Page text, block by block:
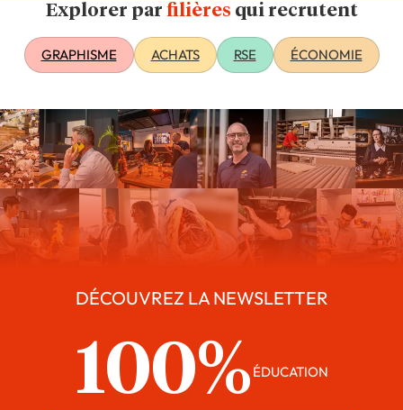
Explorer par filières qui recrutent
GRAPHISME ACHATS RSE ÉCONOMIE
DÉCOUVREZ LA NEWSLETTER
100% ÉDUCATION